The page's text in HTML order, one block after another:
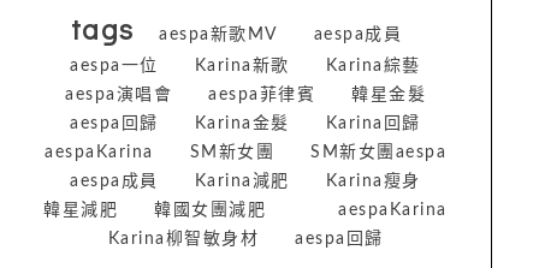
tags aespa新歌MV
aespa成員
aespa一位
Karina新歌
Karina綜藝
aespa演唱會
aespa菲律賓
韓星金髮
aespa回歸
Karina金髮
Karina回歸
aespaKarina
SM新女團
SM新女團aespa
aespa成員
Karina減肥
Karina瘦身
韓星減肥
韓國女團減肥
aespaKarina
Karina柳智敏身材
aespa回歸